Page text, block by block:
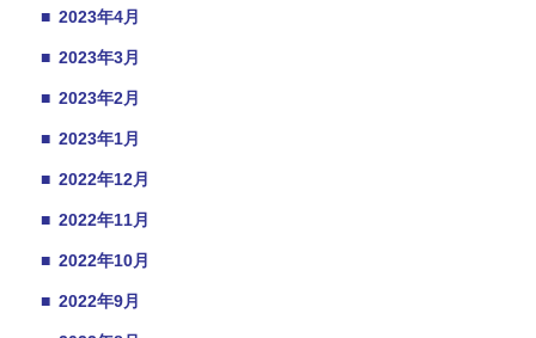
■ 2023年4月
■ 2023年3月
■ 2023年2月
■ 2023年1月
■ 2022年12月
■ 2022年11月
■ 2022年10月
■ 2022年9月